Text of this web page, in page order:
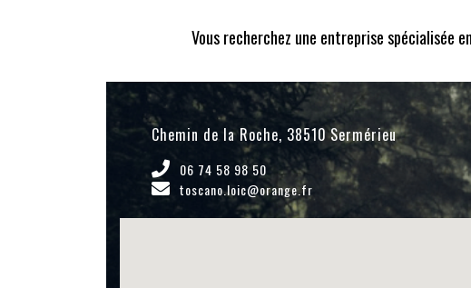
Vous recherchez une entreprise spécialisée
Chemin de la Roche, 38510 Sermérieu
06 74 58 98 50
toscano.loic@orange.fr